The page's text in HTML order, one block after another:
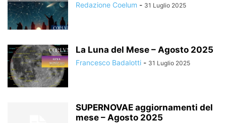
Redazione Coelum - 31 Luglio 2025
La Luna del Mese – Agosto 2025
Francesco Badalotti - 31 Luglio 2025
SUPERNOVAE aggiornamenti del
mese – Agosto 2025